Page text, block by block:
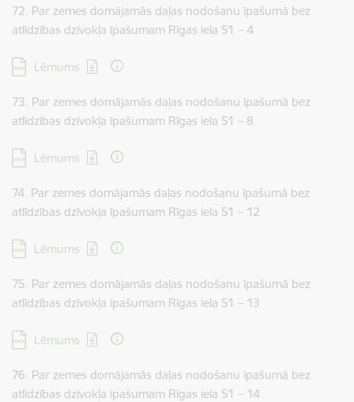
72. Par zemes domājamās daļas nodošanu īpašumā bez
atlīdzības dzīvokļa īpašumam Rīgas iela 51 – 4
Lejupielādēt:
Lēmums
73. Par zemes domājamās daļas nodošanu īpašumā bez
atlīdzības dzīvokļa īpašumam Rīgas iela 51 – 8
Lejupielādēt:
Lēmums
74. Par zemes domājamās daļas nodošanu īpašumā bez
atlīdzības dzīvokļa īpašumam Rīgas iela 51 – 12
Lejupielādēt:
Lēmums
75. Par zemes domājamās daļas nodošanu īpašumā bez
atlīdzības dzīvokļa īpašumam Rīgas iela 51 – 13
Lejupielādēt:
Lēmums
76. Par zemes domājamās daļas nodošanu īpašumā bez
atlīdzības dzīvokļa īpašumam Rīgas iela 51 – 14